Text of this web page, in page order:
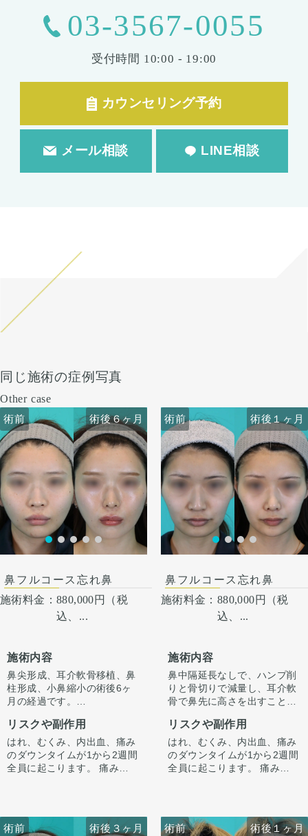
03-3567-0055
受付時間 10:00 - 19:00
カウンセリング予約
メール相談 LINE相談
同じ施術の症例写真
Other case
術前 術後６ヶ月 術前 術後６ヶ月
鼻フルコース忘れ鼻
施術料金： 880,000円（税
込、...
施術内容
鼻尖形成、耳介軟骨移植、鼻
柱形成、小鼻縮小の術後6ヶ
月の経過です。
ストラット＋耳介軟骨移植で
鼻先に高さを出し、ハンプの
尾側に粉砕軟骨をいれ横から
のラインを整えています。
リスクや副作用
はれ、むくみ、内出血、痛み
のダウンタイムが1から2週間
全員に起こります。 痛みは3
す。内出血は平均2週間くら
いで目立たなくなります。 稀
術前
術後１ヶ月
術前 術後１ヶ月
鼻フルコース忘れ鼻
施術料金： 880,000円（税
込、...
施術内容
鼻中隔延長なしで、ハンプ削
りと骨切りで減量し、耳介軟
骨で鼻先に高さを出すことで
正面から見たときもすっきり
するよう整えています。
リスクや副作用
はれ、むくみ、内出血、痛み
のダウンタイムが1から2週間
全員に起こります。 痛みは3
す。内出血は平均2週間くら
いで目立たなくなります。 稀
術前 術後３ヶ月 術前 術後３ヶ月
術前 術前 術後１ヶ月